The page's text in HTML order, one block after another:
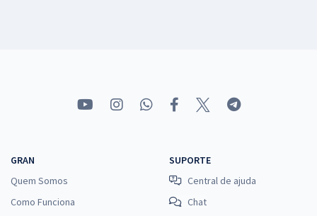
GRAN
Quem Somos
Como Funciona
SUPORTE
Central de ajuda
Chat